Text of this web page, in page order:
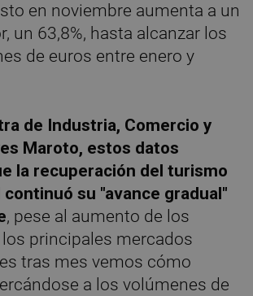
en noviembre aumenta a un
un 63,8%, hasta alcanzar los
de euros entre enero y
de Industria, Comercio y
Maroto, estos datos
la recuperación del turismo
su "avance gradual"
, pese al aumento de los
principales mercados
tras mes vemos cómo
a los volúmenes de